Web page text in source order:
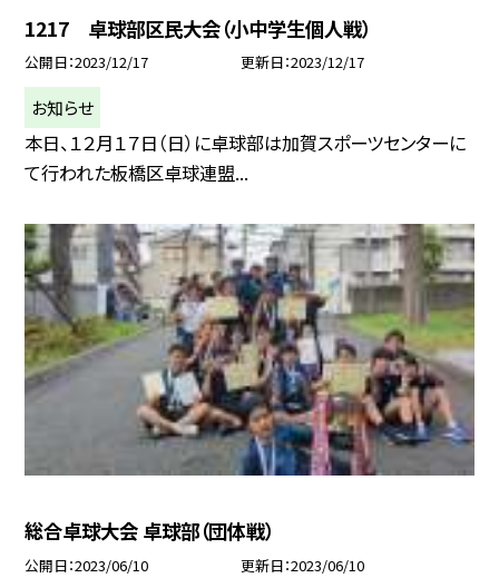
1217 卓球部区民大会（小中学生個人戦）
公開日 2023/12/17 更新日 2023/12/17
お知らせ
本日、１２月１７日（日）に卓球部は加賀スポーツセンターに
て行われた板橋区卓球連盟...
総合卓球大会 卓球部（団体戦）
公開日 2023/06/10 更新日 2023/06/10